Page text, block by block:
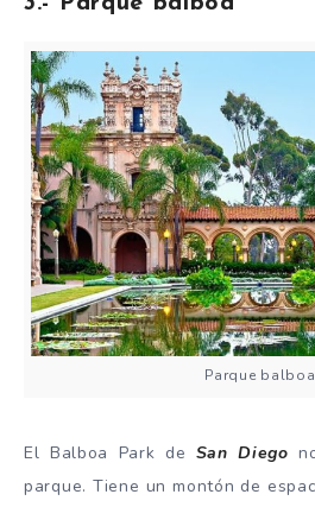
Parque balboa
El Balboa Park de San Diego
parque. Tiene un montón de